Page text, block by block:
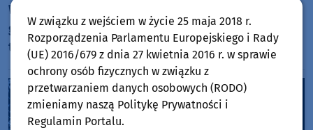
W ten weekend (7-9.08) Festiwal Lakie Łącze, w
gminie Lipnica. Trzy dni wydarzeń muzycznych w
trzech lokalizacjach
W związku z wejściem w życie 25 maja 2018 r.
Rozporządzenia Parlamentu Europejskiego i Rady
(UE) 2016/679 z dnia 27 kwietnia 2016 r. w sprawie
ochrony osób fizycznych w związku z
przetwarzaniem danych osobowych (RODO)
zmieniamy naszą Politykę Prywatności i
Regulamin Portalu.